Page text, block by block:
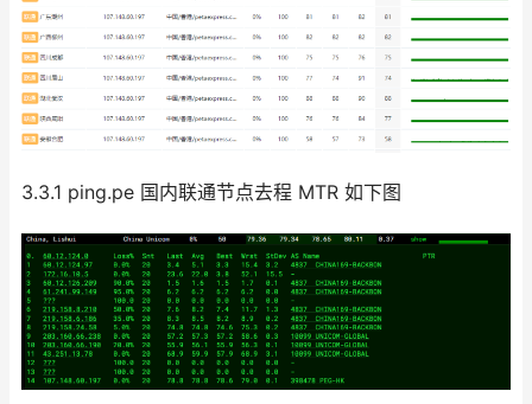
3.3.1 ping.pe 国内联通节点去程 MTR 如下图